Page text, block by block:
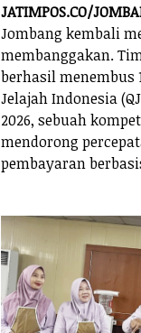
JATIMPOS.CO/
Jombang kembali
membanggakan.
berhasil menembus
Jelajah Indonesia
2026, sebuah
mendorong
pembayaran